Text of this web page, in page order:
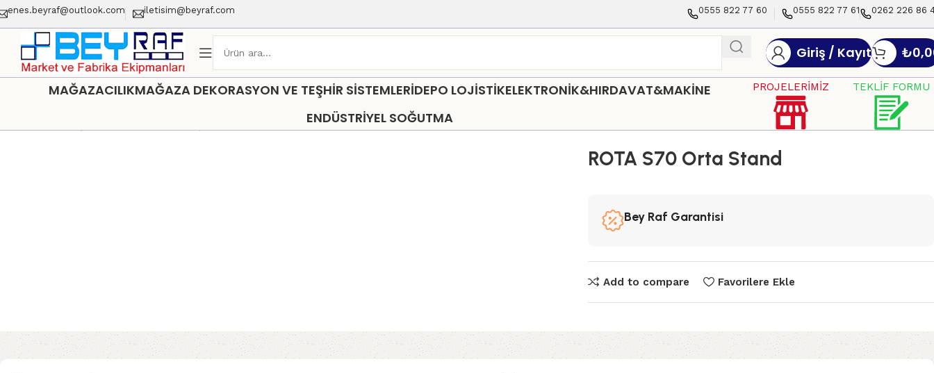
enes.beyraf@outlook.com iletisim@beyraf.com 0555 822 77 60 0555 822 77 61 0262 226 86
Giriş / Kayıt ₺
MAĞAZACILIKMAĞAZA DEKORASYON VE TEŞHİR SİSTEMLERİDEPO LOJİSTİKELEKTRONİK&HIRDAVAT&MAKİNE
ENDÜSTRİYEL SOĞUTMA
PROJELERİMİZ TEKLİF FORMU
BY PRO STAND GRUBU ROTA S70 Orta Stand
ROTA S70 Orta Stand
Bey Raf Garantisi
Add to compare Favorilere Ekle